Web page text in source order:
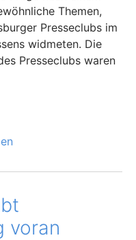
Themen,
Presseclubs im
widmeten. Die
Presseclubs waren
voran